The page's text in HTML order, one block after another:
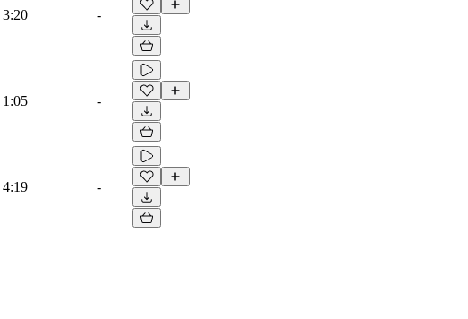
3:20 -
1:05 -
4:19 -